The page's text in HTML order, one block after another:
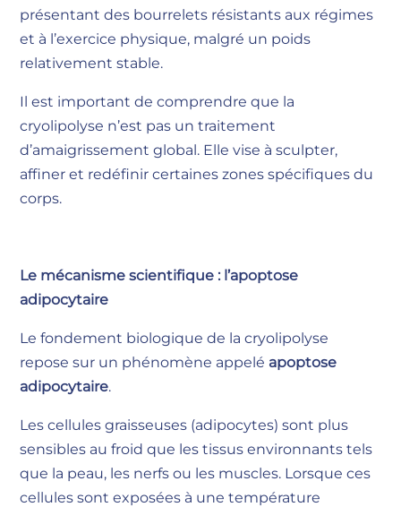
présentant des bourrelets résistants aux régimes
et à l’exercice physique, malgré un poids
relativement stable.
Il est important de comprendre que la
cryolipolyse n’est pas un traitement
d’amaigrissement global. Elle vise à sculpter,
affiner et redéfinir certaines zones spécifiques du
corps.
Le mécanisme scientifique : l’apoptose
adipocytaire
Le fondement biologique de la cryolipolyse
repose sur un phénomène appelé apoptose
adipocytaire.
Les cellules graisseuses (adipocytes) sont plus
sensibles au froid que les tissus environnants tels
que la peau, les nerfs ou les muscles. Lorsque ces
cellules sont exposées à une température